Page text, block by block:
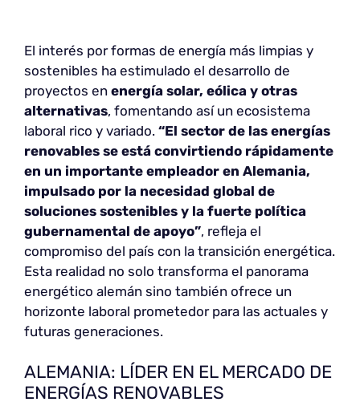
El interés por formas de energía más limpias y
sostenibles ha estimulado el desarrollo de
proyectos en energía solar, eólica y otras
alternativas, fomentando así un ecosistema
laboral rico y variado. “El sector de las energías
renovables se está convirtiendo rápidamente
en un importante empleador en Alemania,
impulsado por la necesidad global de
soluciones sostenibles y la fuerte política
gubernamental de apoyo”, refleja el
compromiso del país con la transición energética.
Esta realidad no solo transforma el panorama
energético alemán sino también ofrece un
horizonte laboral prometedor para las actuales y
futuras generaciones.
ALEMANIA: LÍDER EN EL MERCADO DE
ENERGÍAS RENOVABLES